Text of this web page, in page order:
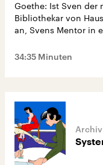
Goethe: Ist Sven der
Bibliothekar von
an, Svens Mentor in
34:35 Minuten